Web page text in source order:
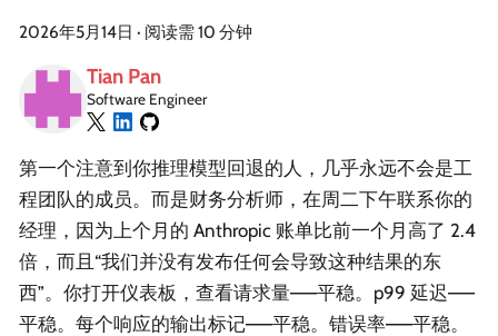
2026年5月14日 · 阅读需 10 分钟
Tian Pan
Software Engineer
第一个注意到你推理模型回退的人，几乎永远不会是工
程团队的成员。而是财务分析师，在周二下午联系你的
经理，因为上个月的 Anthropic 账单比前一个月高了 2.4
倍，而且“我们并没有发布任何会导致这种结果的东
西”。你打开仪表板，查看请求量——平稳。p99 延迟——
平稳。每个响应的输出标记——平稳。错误率——平稳。